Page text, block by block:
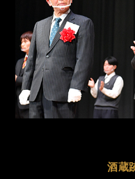
酒蔵